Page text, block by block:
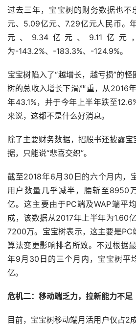
过去三年，宝宝树的财务数据也不
元、5.09亿元、7.29亿元人民币。
元、9.34亿元、9.11亿元
为-143.2%、-183.3%、-124.9%。
宝宝树陷入了“越增长，越亏损”的
树的总收入增长下滑严重，从2016
年43.1%，并于今年上半年跌至
来说，这都不是什么好消息。
除了主要财务数据，招股书还披露
据，只能说“悲喜交织”。
截至2018年6月30日的六个月内，
用户数量几乎减半，腰斩至8950
亿。这主要由于PC端及WAP端平
成，该数据从2017年上半年为1.60
7200万。宝宝树表示，这主要是PC
算法变更影响排名所致。不过根据
年9月30日的三个月内，宝宝树平
亿。
危机二：移动端乏力，拉新能力不足
目前，宝宝树移动端月活用户仅占2